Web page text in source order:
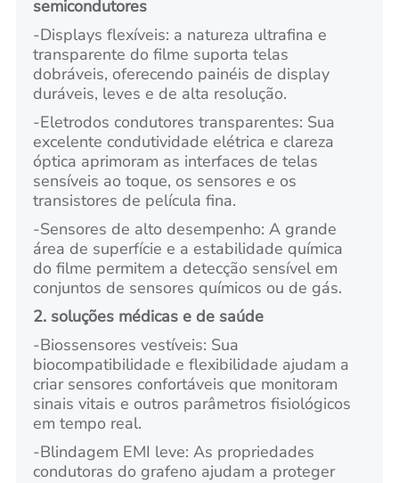
semicondutores
-Displays flexíveis: a natureza ultrafina e
transparente do filme suporta telas
dobráveis, oferecendo painéis de display
duráveis, leves e de alta resolução.
-Eletrodos condutores transparentes: Sua
excelente condutividade elétrica e clareza
óptica aprimoram as interfaces de telas
sensíveis ao toque, os sensores e os
transistores de película fina.
-Sensores de alto desempenho: A grande
área de superfície e a estabilidade química
do filme permitem a detecção sensível em
conjuntos de sensores químicos ou de gás.
2. soluções médicas e de saúde
-Biossensores vestíveis: Sua
biocompatibilidade e flexibilidade ajudam a
criar sensores confortáveis que monitoram
sinais vitais e outros parâmetros fisiológicos
em tempo real.
-Blindagem EMI leve: As propriedades
condutoras do grafeno ajudam a proteger